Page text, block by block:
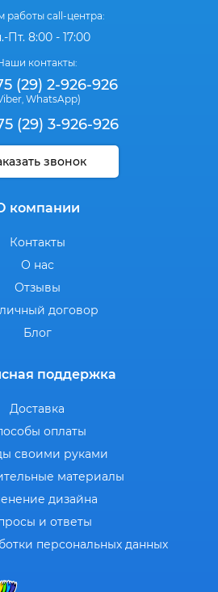
работы call-центра:
Пт. 8:00 - 17:00
контакты:
(29) 2-926-926
WhatsApp)
(29) 3-926-926
звонок
компании
Контакты
О нас
Отзывы
договор
Блог
поддержка
Доставка
оплаты
своими руками
материалы
дизайна
и ответы
персональных данных